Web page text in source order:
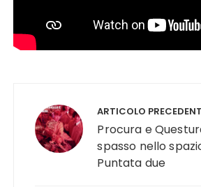
articoli ARTICOLO
Procura e
spasso nello
Puntata due